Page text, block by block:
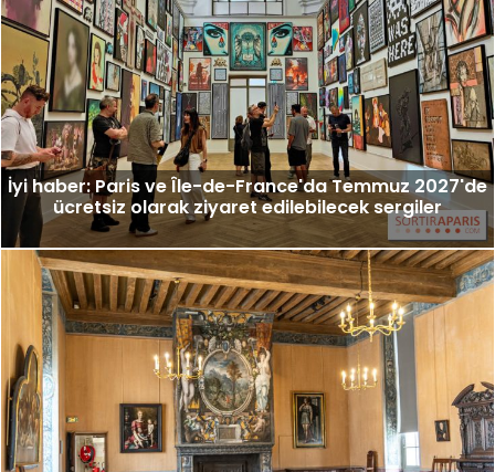
İyi haber: Paris ve Île-de-France'da Temmuz 2027'de
ücretsiz olarak ziyaret edilebilecek sergiler